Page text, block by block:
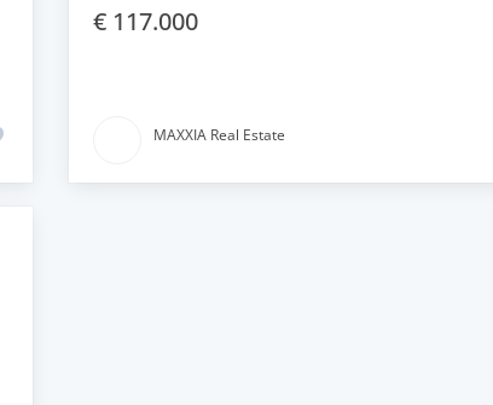
€ 117.000
MAXXIA Real Estate